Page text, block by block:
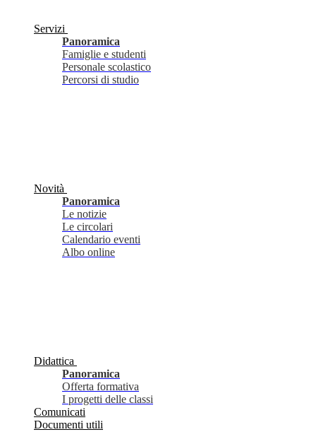
Servizi
Panoramica
Famiglie e studenti
Personale scolastico
Percorsi di studio
Novità
Panoramica
Le notizie
Le circolari
Calendario eventi
Albo online
Didattica
Panoramica
Offerta formativa
I progetti delle classi
Comunicati
Documenti utili